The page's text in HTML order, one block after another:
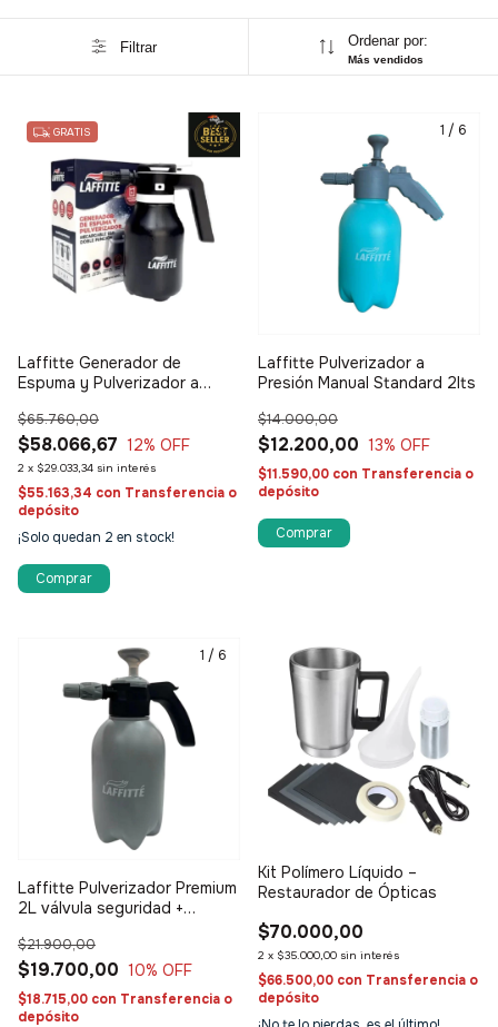
Filtrar Ordenar por:
Más vendidos
1/6
GRATIS
Laffitte Generador de
Espuma y Pulverizador a
$58.066,67
$65.760,00
12% OFF
2 x $29.033,34 sin interés
$55.163,34 con Transferencia o
depósito
¡Solo quedan 2 en stock!
Comprar
1 / 6
Laffitte Pulverizador a
Presión Manual Standard 2lts
$12.200,00
$14.000,00
13% OFF
$11.590,00 con Transferencia o
depósito
1 / 6
Laffitte Pulverizador Premium
2L válvula seguridad +
$19.700,00
$21.900,00
10% OFF
$18.715,00 con Transferencia o
depósito
Kit Polímero Líquido –
Restaurador de Ópticas
$70.000,00
2 x $35.000,00 sin interés
$66.500,00 con Transferencia o
depósito